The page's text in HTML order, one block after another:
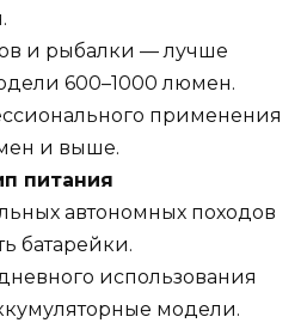
и рыбалки — лучше
600–1000 люмен.
применения
и выше.
питания
автономных походов
батарейки.
использования
модели.